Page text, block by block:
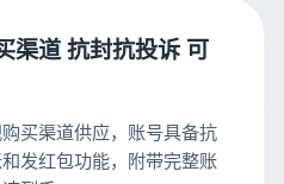
渠道 抗封抗投诉 可
买渠道供应，账号具备抗
发红包功能，附带完整账